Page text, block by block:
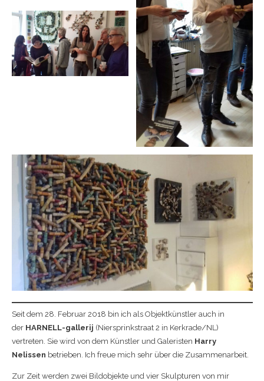
Seit dem 28. Februar 2018 bin ich als Objektkünstler auch in
der HARNELL-gallerij (Niersprinkstraat 2 in Kerkrade/NL)
vertreten. Sie wird von dem Künstler und Galeristen Harry
Nelissen betrieben. Ich freue mich sehr über die Zusammenarbeit.
Zur Zeit werden zwei Bildobjekte und vier Skulpturen von mir